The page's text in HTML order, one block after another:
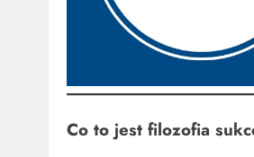
Co to jest filozofia